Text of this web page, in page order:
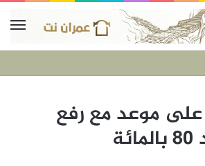
موعد مع رفع